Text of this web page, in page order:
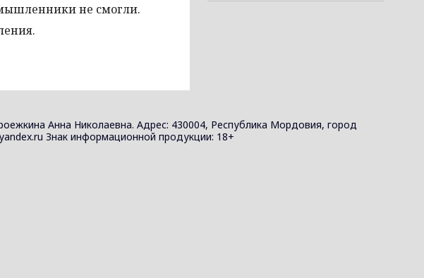
не смогли.
Анна Николаевна. Адрес: 430004, Республика Мордовия, город
Знак информационной продукции: 18+